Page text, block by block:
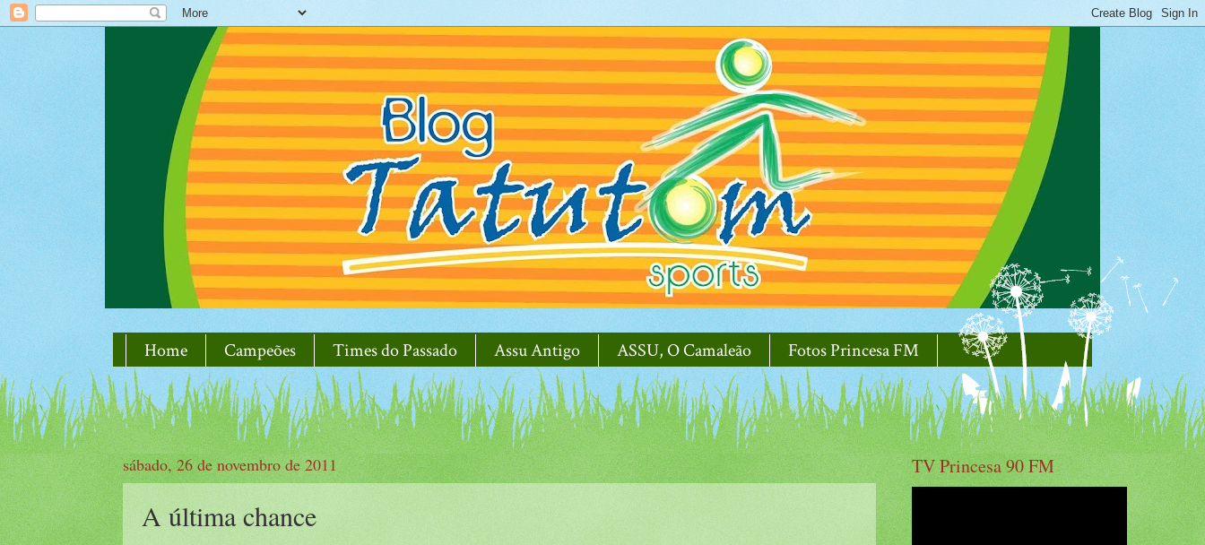
Home Campeões Times do Passado Assu Antigo ASSU, O Camaleão Fotos Princesa FM
sábado, 26 de novembro de 2011
A última chance
TV Princesa 90 FM